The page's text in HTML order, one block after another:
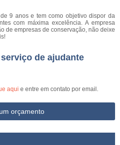
9 anos e tem como objetivo dispor da
com máxima excelência. A empresa
de empresas de conservação, não deixe
de ajudante
aqui e entre em contato por email.
orçamento